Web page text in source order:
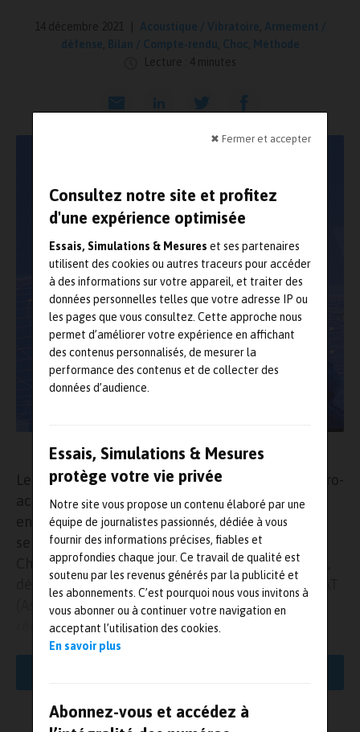
✖ Fermer et accepter
Consultez notre site et profitez
d'une expérience optimisée
Essais, Simulations & Mesures et ses partenaires
utilisent des cookies ou autres traceurs pour accéder
à des informations sur votre appareil, et traiter des
données personnelles telles que votre adresse IP ou
les pages que vous consultez. Cette approche nous
permet d’améliorer votre expérience en affichant
des contenus personnalisés, de mesurer la
performance des contenus et de collecter des
données d’audience.
Essais, Simulations & Mesures
protège votre vie privée
Notre site vous propose un contenu élaboré par une
équipe de journalistes passionnés, dédiée à vous
fournir des informations précises, fiables et
approfondies chaque jour. Ce travail de qualité est
soutenu par les revenus générés par la publicité et
les abonnements. C’est pourquoi nous vous invitons à
vous abonner ou à continuer votre navigation en
acceptant l’utilisation des cookies.
En savoir plus
Abonnez-vous et accédez à
14 décembre 2021 Acoustique / Vibratoire Armement /
défense
Bilan / Compte-rendu Choc
Méthode
Lecture : 4 minutes
Remise du 48e Prix Chanson, le 25 novembre à Paris
Le 25 novembre dernier, Bruno Colin (expert vibro-
acoustique chezNexter) et Pascal Lelan (expert
en environnement mécanique et climatique au
sein de laDGA/TT) ont reçu à Paris le Prix
Chanson. Remis des propres mains de Joël Barré,
délégué général pour l’armement, ce 48e prix AAT
(Association de l’armement terrestre) a
récompensé les deux experts pour leurs travaux
portant sur la Méthode des blocs disjoints (MBD)
des systèmes en fonctionnement en
environnementvibratoireetchocs